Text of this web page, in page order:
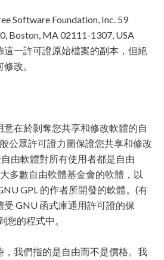
Software Foundation, Inc. 59
Boston, MA 02111-1307, USA
這一許可證原始檔案的副本，但絕
改。
意在於剝奪您共享和修改軟體的自
公眾許可證力圖保證您共享和修改
由軟體對所有使用者都是自由
多數自由軟體基金會的軟體，以
GPL 的作者所開發的軟體。(有
GNU 函式庫通用許可證的保
您的程式中。
，我們指的是自由而不是價格。我